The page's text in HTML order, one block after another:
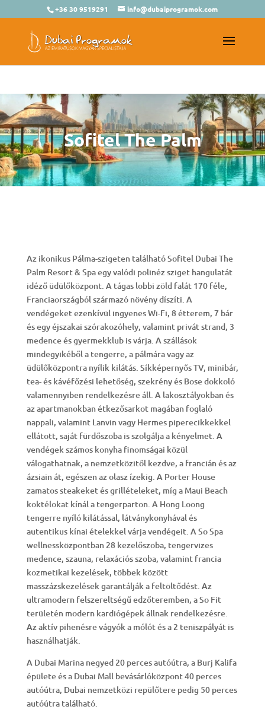
+36 30 9519291 info@dubaiprogramok.com
Sofitel The Palm
Az ikonikus Pálma-szigeten található Sofitel Dubai The
Palm Resort & Spa egy valódi polinéz sziget hangulatát
idéző üdülőközpont. A tágas lobbi zöld falát 170 féle,
Franciaországból származó növény díszíti. A
vendégeket ezenkívül ingyenes Wi-Fi, 8 étterem, 7 bár
és egy éjszakai szórakozóhely, valamint privát strand, 3
medence és gyermekklub is várja. A szállások
mindegyikéből a tengerre, a pálmára vagy az
üdülőközpontra nyílik kilátás. Síkképernyős TV, minibár,
tea- és kávéfőzési lehetőség, szekrény és Bose dokkoló
valamennyiben rendelkezésre áll. A lakosztályokban és
az apartmanokban étkezősarkot magában foglaló
nappali, valamint Lanvin vagy Hermes piperecikkekkel
ellátott, saját fürdőszoba is szolgálja a kényelmet. A
vendégek számos konyha finomságai közül
válogathatnak, a nemzetközitől kezdve, a francián és az
ázsiain át, egészen az olasz ízekig. A Porter House
zamatos steakeket és grillételeket, míg a Maui Beach
koktélokat kínál a tengerparton. A Hong Loong
tengerre nyíló kilátással, látványkonyhával és
autentikus kínai ételekkel várja vendégeit. A So Spa
wellnessközpontban 28 kezelőszoba, tengervizes
medence, szauna, relaxációs szoba, valamint francia
kozmetikai kezelések, többek között
masszázskezelések garantálják a feltöltődést. Az
ultramodern felszereltségű edzőteremben, a So Fit
területén modern kardiógépek állnak rendelkezésre.
Az aktív pihenésre vágyók a mólót és a 2 teniszpályát is
használhatják.
A Dubai Marina negyed 20 perces autóútra, a Burj Kalifa
épülete és a Dubai Mall bevásárlóközpont 40 perces
autóútra, Dubai nemzetközi repülőtere pedig 50 perces
autóútra található.